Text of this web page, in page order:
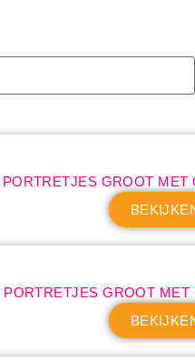
PORTRETJES GROOT MET
PORTRETJES GROOT